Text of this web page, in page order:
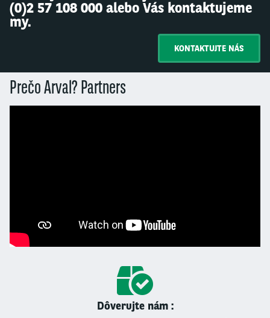
(0)2 57 108 000 alebo Vás kontaktujeme
my.
KONTAKTUJTE NÁS
Prečo Arval? Partners
Dôverujte nám :